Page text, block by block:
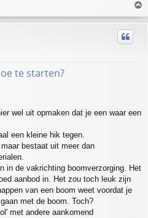
o
p
te starten?
wel uit opmaken dat je een waar een
een kleine hik tegen.
bestaat uit meer dan
in de vakrichting boomverzorging. Het
aanbod in. Het zou toch leuk zijn
van een boom weet voordat je
met de boom. Toch?
met andere aankomend